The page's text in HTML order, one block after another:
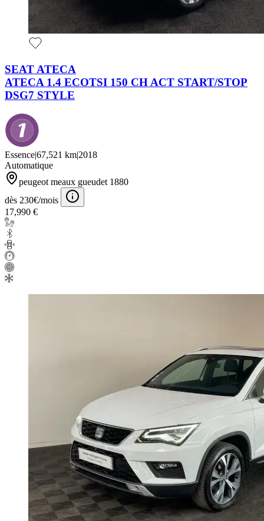
SEAT ATECA
ATECA 1.4 ECOTSI 150 CH ACT START/STOP
DSG7 STYLE
Essence|67,521 km|2018
Automatique
peugeot meaux gueudet 1880
dès 230€/mois
17,990 €